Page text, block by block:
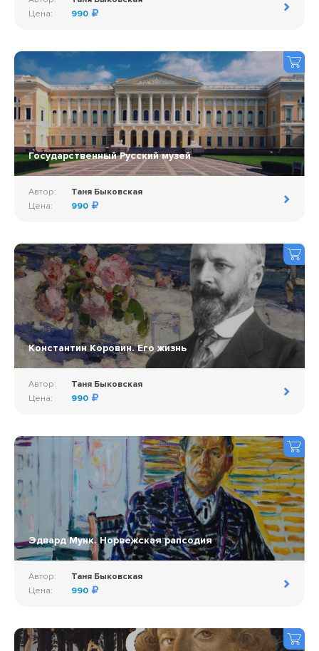
Цена:
990
Государственный Русский музей
Автор:
Таня Быковская
Цена:
990
Константин Коровин. Его жизнь
Автор:
Таня Быковская
Цена:
990
Эдвард Мунк. Норвежская рапсодия
Автор:
Таня Быковская
Цена:
990